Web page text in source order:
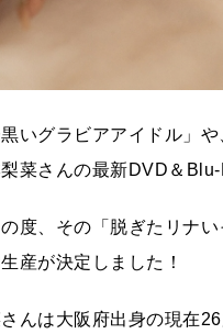
黒いグラビアアイドル」
菜さんの最新DVD＆
度、その「脱ぎたリナ
産が決定しました！
んは大阪府出身の現在